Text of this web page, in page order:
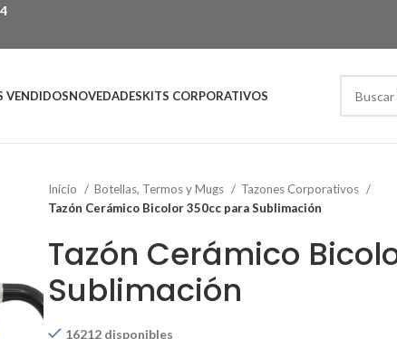
VENDIDOSNOVEDADESKITS CORPORATIVOS
Inicio Botellas, Termos y Mugs
Tazones Corporativos
Tazón Cerámico Bicolor 350cc para Sublimación
Tazón Cerámico
Sublimación
16212 disponibles